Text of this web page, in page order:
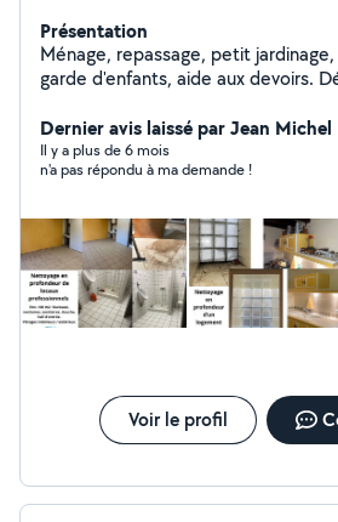
Présentation
Ménage, repassage, petit
garde d'enfants, aide aux devoirs.
sur-Dordogne et 20 km aux
Dernier avis laissé par Jean Michel
Il y a plus de 6 mois
n'a pas répondu à ma demande !
Voir le profil